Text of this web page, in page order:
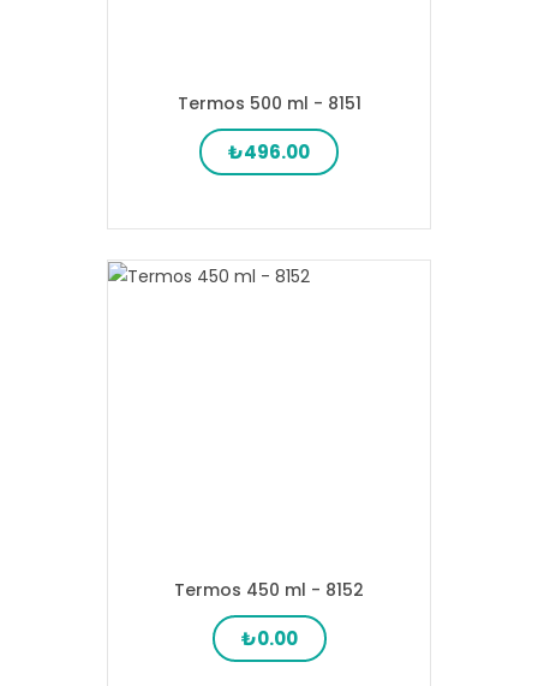
Termos 500 ml - 8151
₺496.00
Termos 450 ml - 8152
₺0.00